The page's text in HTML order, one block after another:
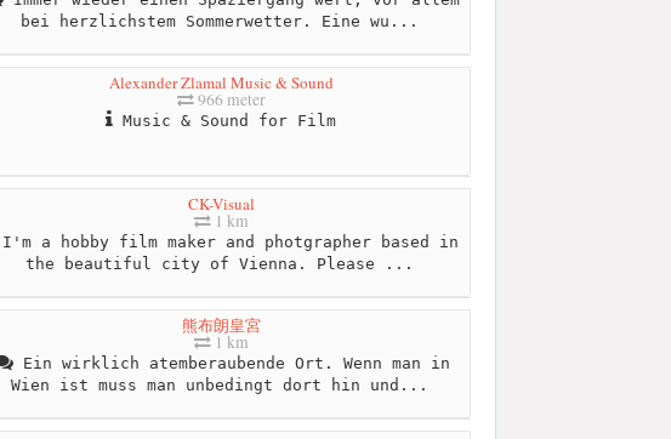
bei herzlichstem Sommerwetter. Eine wu...
Alexander Zlamal Music & Sound
966 meter
Music & Sound for Film
CK-Visual
1 km
I'm a hobby film maker and photgrapher based in
the beautiful city of Vienna. Please ...
熊布朗皇宮
1 km
Ein wirklich atemberaubende Ort. Wenn man in
Wien ist muss man unbedingt dort hin und...